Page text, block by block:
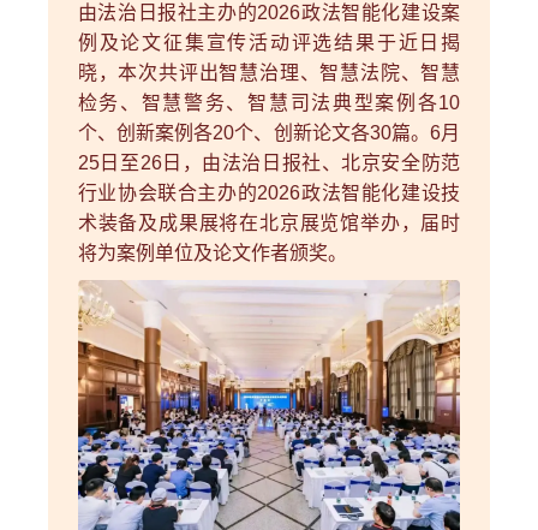
由法治日报社主办的2026政法智能化建设案
例及论文征集宣传活动评选结果于近日揭
晓，本次共评出智慧治理、智慧法院、智慧
检务、智慧警务、智慧司法典型案例各10
个、创新案例各20个、创新论文各30篇。6月
25日至26日，由法治日报社、北京安全防范
行业协会联合主办的2026政法智能化建设技
术装备及成果展将在北京展览馆举办，届时
将为案例单位及论文作者颁奖。